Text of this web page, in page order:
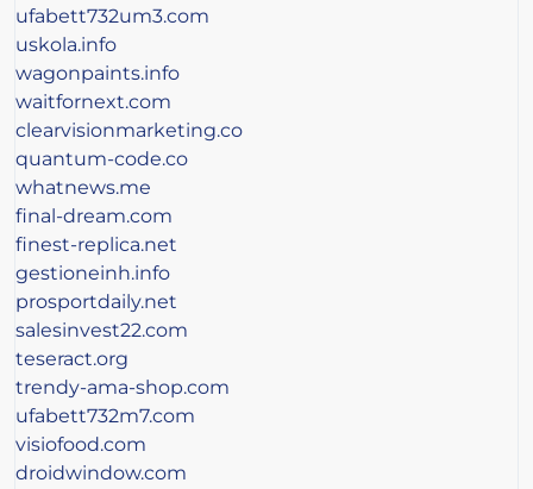
ufabett732um3.com
uskola.info
wagonpaints.info
waitfornext.com
clearvisionmarketing.co
quantum-code.co
whatnews.me
final-dream.com
finest-replica.net
gestioneinh.info
prosportdaily.net
salesinvest22.com
teseract.org
trendy-ama-shop.com
ufabett732m7.com
visiofood.com
droidwindow.com